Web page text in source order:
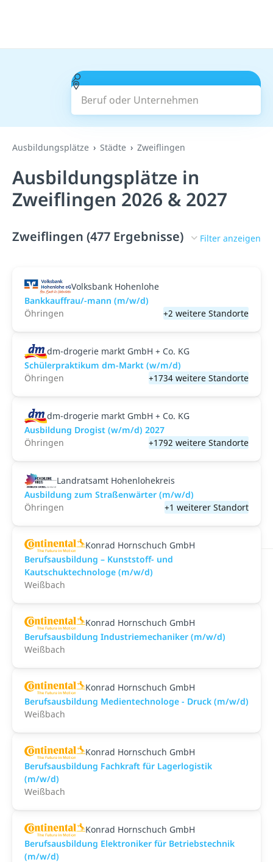
Beruf oder Unternehmen
Suchen
Ausbildungsplätze Städte Zweiflingen
Ausbildungsplätze in
Zweiflingen 2026 & 2027
Zweiflingen (477 Ergebnisse) Filter anzeigen
Volksbank Hohenlohe
Bankkauffrau/-mann (m/w/d)
Öhringen
+2 weitere Standorte
dm-drogerie markt GmbH + Co. KG
Schülerpraktikum dm-Markt (w/m/d)
Öhringen
+1734 weitere Standorte
dm-drogerie markt GmbH + Co. KG
Ausbildung Drogist (w/m/d) 2027
Öhringen
+1792 weitere Standorte
Landratsamt Hohenlohekreis
Ausbildung zum Straßenwärter (m/w/d)
Öhringen
+1 weiterer Standort
Konrad Hornschuch GmbH
Berufsausbildung – Kunststoff- und
Kautschuktechnologe (m/w/d)
Weißbach
Konrad Hornschuch GmbH
Berufsausbildung Industriemechaniker (m/w/d)
Weißbach
Konrad Hornschuch GmbH
Berufsausbildung Medientechnologe - Druck (m/w/d)
Weißbach
Konrad Hornschuch GmbH
Berufsausbildung Fachkraft für Lagerlogistik
(m/w/d)
Weißbach
Konrad Hornschuch GmbH
Berufsausbildung Elektroniker für Betriebstechnik
(m/w/d)